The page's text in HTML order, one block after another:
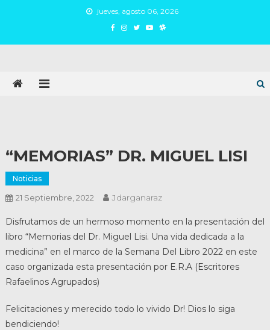
jueves, agosto 06, 2026
“MEMORIAS” DR. MIGUEL LISI
Noticias
21 Septiembre, 2022 Jdarganaraz
Disfrutamos de un hermoso momento en la presentación del
libro “Memorias del Dr. Miguel Lisi. Una vida dedicada a la
medicina” en el marco de la Semana Del Libro 2022 en este
caso organizada esta presentación por E.R.A (Escritores
Rafaelinos Agrupados)
Felicitaciones y merecido todo lo vivido Dr! Dios lo siga
bendiciendo!